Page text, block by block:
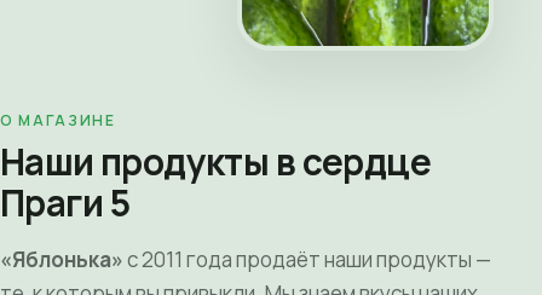
О МАГАЗИНЕ
Наши продукты в сердце
Праги 5
«Яблонька»с 2011 года продаёт наши продукты —